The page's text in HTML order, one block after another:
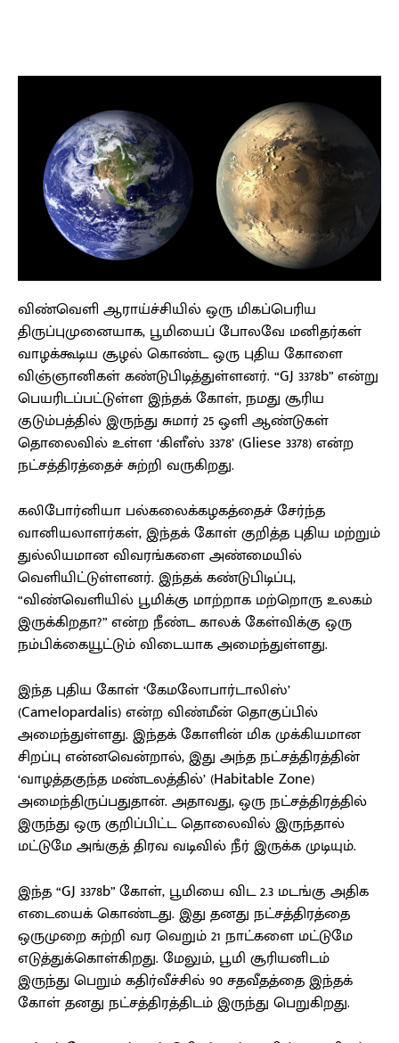
விண்வெளி ஆராய்ச்சியில் ஒரு மிகப்பெரிய
திருப்புமுனையாக, பூமியைப் போலவே மனிதர்கள்
வாழக்கூடிய சூழல் கொண்ட ஒரு புதிய கோளை
விஞ்ஞானிகள் கண்டுபிடித்துள்ளனர். “GJ 3378b” என்று
பெயரிடப்பட்டுள்ள இந்தக் கோள், நமது சூரிய
குடும்பத்தில் இருந்து சுமார் 25 ஒளி ஆண்டுகள்
தொலைவில் உள்ள ‘கிளீஸ் 3378’ (Gliese 3378) என்ற
நட்சத்திரத்தைச் சுற்றி வருகிறது.
கலிபோர்னியா பல்கலைக்கழகத்தைச் சேர்ந்த
வானியலாளர்கள், இந்தக் கோள் குறித்த புதிய மற்றும்
துல்லியமான விவரங்களை அண்மையில்
வெளியிட்டுள்ளனர். இந்தக் கண்டுபிடிப்பு,
“விண்வெளியில் பூமிக்கு மாற்றாக மற்றொரு உலகம்
இருக்கிறதா?” என்ற நீண்ட காலக் கேள்விக்கு ஒரு
நம்பிக்கையூட்டும் விடையாக அமைந்துள்ளது.
இந்த புதிய கோள் ‘கேமலோபார்டாலிஸ்’
(Camelopardalis) என்ற விண்மீன் தொகுப்பில்
அமைந்துள்ளது. இந்தக் கோளின் மிக முக்கியமான
சிறப்பு என்னவென்றால், இது அந்த நட்சத்திரத்தின்
‘வாழத்தகுந்த மண்டலத்தில்’ (Habitable Zone)
அமைந்திருப்பதுதான். அதாவது, ஒரு நட்சத்திரத்தில்
இருந்து ஒரு குறிப்பிட்ட தொலைவில் இருந்தால்
மட்டுமே அங்குத் திரவ வடிவில் நீர் இருக்க முடியும்.
இந்த “GJ 3378b” கோள், பூமியை விட 2.3 மடங்கு அதிக
எடையைக் கொண்டது. இது தனது நட்சத்திரத்தை
ஒருமுறை சுற்றி வர வெறும் 21 நாட்களை மட்டுமே
எடுத்துக்கொள்கிறது. மேலும், பூமி சூரியனிடம்
இருந்து பெறும் கதிர்வீச்சில் 90 சதவீதத்தை இந்தக்
கோள் தனது நட்சத்திரத்திடம் இருந்து பெறுகிறது.